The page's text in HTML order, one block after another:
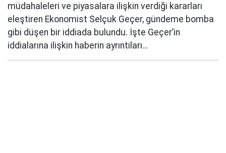
müdahaleleri ve piyasalara ilişkin verdiği kararları
eleştiren Ekonomist Selçuk Geçer, gündeme bomba
gibi düşen bir iddiada bulundu. İşte Geçer’in
iddialarına ilişkin haberin ayrıntıları…